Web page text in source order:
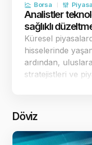
Borsa
Analistler
sağlıklı
Küresel
hisselerinde
ardından,
stratejistleri ve
revizyonu
Döviz